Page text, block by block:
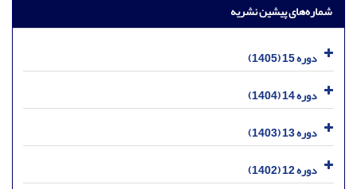
شماره‌های پیشین نشریه
دوره 15 (1405)
دوره 14 (1404)
دوره 13 (1403)
دوره 12 (1402)